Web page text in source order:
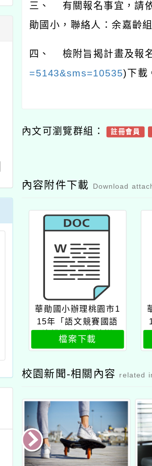
三、 有關報名事宜，請
勛國小，聯絡人：余嘉齡
四、 檢附旨揭計畫及報
=5143&sms=10535)下載
內文可瀏覽群組： 註冊會員
內容附件下載 Download
華勛國小辦理桃園市1
15年「語文競賽國語
演說選手暑期培訓
營」
檔案下載
校園新聞-相關內容 related